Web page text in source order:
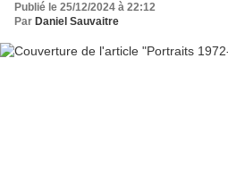
Publié le 25/12/2024 à 22:12
Par Daniel Sauvaitre